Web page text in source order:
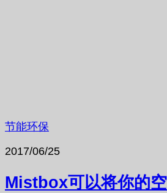
节能环保
2017/06/25
Mistbox可以将你的